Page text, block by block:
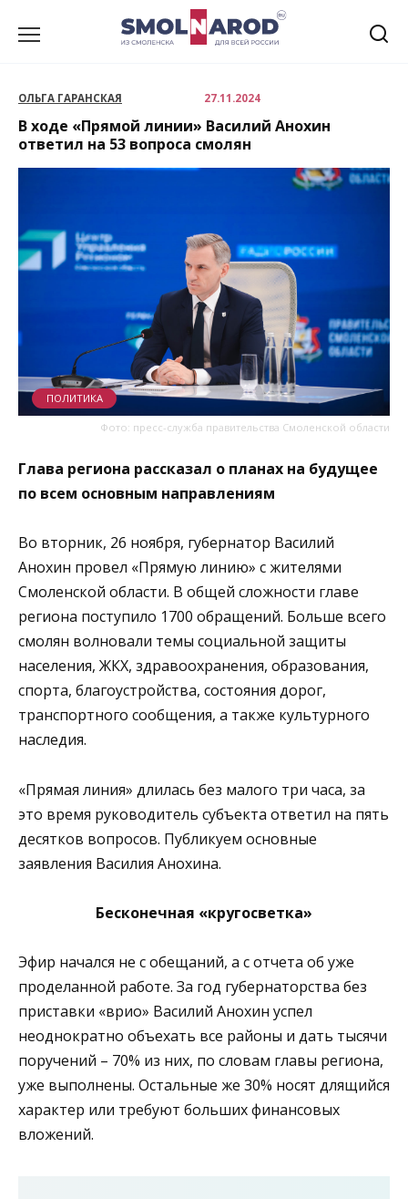
ОЛЬГА ГАРАНСКАЯ 27.11.2024
В ходе «Прямой линии» Василий Анохин
ответил на 53 вопроса смолян
Фото: пресс-служба правительства Смоленской области
ПОЛИТИКА
Глава региона рассказал о планах на будущее
по всем основным направлениям
Во вторник, 26 ноября, губернатор Василий
Анохин провел «Прямую линию» с жителями
Смоленской области. В общей сложности главе
региона поступило 1700 обращений. Больше всего
смолян волновали темы социальной защиты
населения, ЖКХ, здравоохранения, образования,
спорта, благоустройства, состояния дорог,
транспортного сообщения, а также культурного
наследия.
«Прямая линия» длилась без малого три часа, за
это время руководитель субъекта ответил на пять
десятков вопросов. Публикуем основные
заявления Василия Анохина.
Бесконечная «кругосветка»
Эфир начался не с обещаний, а с отчета об уже
проделанной работе. За год губернаторства без
приставки «врио» Василий Анохин успел
неоднократно объехать все районы и дать тысячи
поручений – 70% из них, по словам главы региона,
уже выполнены. Остальные же 30% носят длящийся
характер или требуют больших финансовых
вложений.